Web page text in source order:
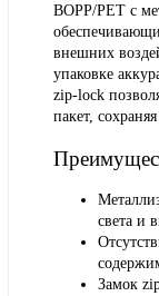
BOPP/PET с
внешних
упаковке
zip-lock
пакет,
света и
Замок